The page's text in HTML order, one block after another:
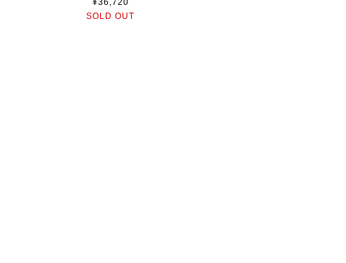
SOLD OUT